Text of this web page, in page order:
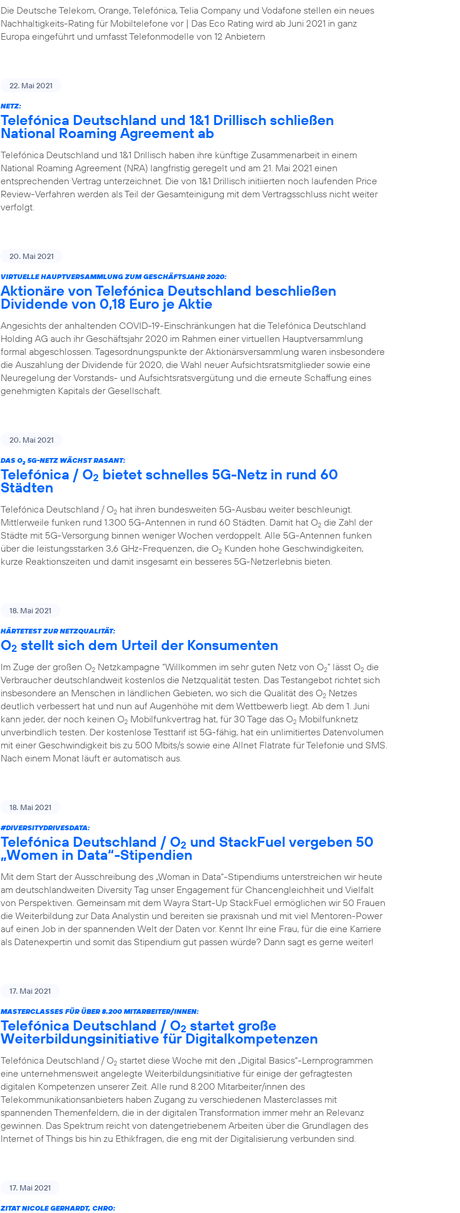
Die Deutsche Telekom, Orange, Telefónica, Telia Company und Vodafone stellen ein neues
Nachhaltigkeits-Rating für Mobiltelefone vor | Das Eco Rating wird ab Juni 2021 in ganz
Europa eingeführt und umfasst Telefonmodelle von 12 Anbietern
22. Mai 2021
NETZ:
Telefónica Deutschland und 1&1 Drillisch schließen
National Roaming Agreement ab
Telefónica Deutschland und 1&1 Drillisch haben ihre künftige Zusammenarbeit in einem
National Roaming Agreement (NRA) langfristig geregelt und am 21. Mai 2021 einen
entsprechenden Vertrag unterzeichnet. Die von 1&1 Drillisch initiierten noch laufenden Price
Review-Verfahren werden als Teil der Gesamteinigung mit dem Vertragsschluss nicht weiter
verfolgt.
20. Mai 2021
VIRTUELLE HAUPTVERSAMMLUNG ZUM GESCHÄFTSJAHR 2020:
Aktionäre von Telefónica Deutschland beschließen
Dividende von 0,18 Euro je Aktie
Angesichts der anhaltenden COVID-19-Einschränkungen hat die Telefónica Deutschland
Holding AG auch ihr Geschäftsjahr 2020 im Rahmen einer virtuellen Hauptversammlung
formal abgeschlossen. Tagesordnungspunkte der Aktionärsversammlung waren insbesondere
die Auszahlung der Dividende für 2020, die Wahl neuer Aufsichtsratsmitglieder sowie eine
Neuregelung der Vorstands- und Aufsichtsratsvergütung und die erneute Schaffung eines
genehmigten Kapitals der Gesellschaft.
20. Mai 2021
DAS O2 5G-NETZ WÄCHST RASANT:
Telefónica / O2 bietet schnelles 5G-Netz in rund 60
Städten
Telefónica Deutschland / O2 hat ihren bundesweiten 5G-Ausbau weiter beschleunigt.
Mittlerweile funken rund 1.300 5G-Antennen in rund 60 Städten. Damit hat O2 die Zahl der
Städte mit 5G-Versorgung binnen weniger Wochen verdoppelt. Alle 5G-Antennen funken
über die leistungsstarken 3,6 GHz-Frequenzen, die O2 Kunden hohe Geschwindigkeiten,
kurze Reaktionszeiten und damit insgesamt ein besseres 5G-Netzerlebnis bieten.
18. Mai 2021
HÄRTETEST ZUR NETZQUALITÄT:
O2 stellt sich dem Urteil der Konsumenten
Im Zuge der großen O2 Netzkampagne “Willkommen im sehr guten Netz von O2” lässt O2 die
Verbraucher deutschlandweit kostenlos die Netzqualität testen. Das Testangebot richtet sich
insbesondere an Menschen in ländlichen Gebieten, wo sich die Qualität des O2 Netzes
deutlich verbessert hat und nun auf Augenhöhe mit dem Wettbewerb liegt. Ab dem 1. Juni
kann jeder, der noch keinen O2 Mobilfunkvertrag hat, für 30 Tage das O2 Mobilfunknetz
unverbindlich testen. Der kostenlose Testtarif ist 5G-fähig, hat ein unlimitiertes Datenvolumen
mit einer Geschwindigkeit bis zu 500 Mbits/s sowie eine Allnet Flatrate für Telefonie und SMS.
Nach einem Monat läuft er automatisch aus.
18. Mai 2021
#DIVERSITYDRIVESDATA:
Telefónica Deutschland / O2 und StackFuel vergeben 50
„Women in Data“-Stipendien
Mit dem Start der Ausschreibung des „Woman in Data“-Stipendiums unterstreichen wir heute
am deutschlandweiten Diversity Tag unser Engagement für Chancengleichheit und Vielfalt
von Perspektiven. Gemeinsam mit dem Wayra Start-Up StackFuel ermöglichen wir 50 Frauen
die Weiterbildung zur Data Analystin und bereiten sie praxisnah und mit viel Mentoren-Power
auf einen Job in der spannenden Welt der Daten vor. Kennt Ihr eine Frau, für die eine Karriere
als Datenexpertin und somit das Stipendium gut passen würde? Dann sagt es gerne weiter!
17. Mai 2021
MASTERCLASSES FÜR ÜBER 8.200 MITARBEITER/INNEN:
Telefónica Deutschland / O2 startet große
Weiterbildungsinitiative für Digitalkompetenzen
Telefónica Deutschland / O2 startet diese Woche mit den „Digital Basics“-Lernprogrammen
eine unternehmensweit angelegte Weiterbildungsinitiative für einige der gefragtesten
digitalen Kompetenzen unserer Zeit. Alle rund 8.200 Mitarbeiter/innen des
Telekommunikationsanbieters haben Zugang zu verschiedenen Masterclasses mit
spannenden Themenfeldern, die in der digitalen Transformation immer mehr an Relevanz
gewinnen. Das Spektrum reicht von datengetriebenem Arbeiten über die Grundlagen des
Internet of Things bis hin zu Ethikfragen, die eng mit der Digitalisierung verbunden sind.
17. Mai 2021
ZITAT NICOLE GERHARDT, CHRO: